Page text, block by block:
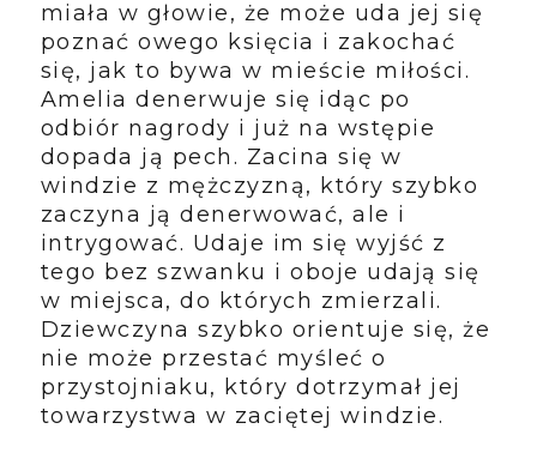
miała w głowie, że może uda jej się
poznać owego księcia i zakochać
się, jak to bywa w mieście miłości.
Amelia denerwuje się idąc po
odbiór nagrody i już na wstępie
dopada ją pech. Zacina się w
windzie z mężczyzną, który szybko
zaczyna ją denerwować, ale i
intrygować. Udaje im się wyjść z
tego bez szwanku i oboje udają się
w miejsca, do których zmierzali.
Dziewczyna szybko orientuje się, że
nie może przestać myśleć o
przystojniaku, który dotrzymał jej
towarzystwa w zaciętej windzie.